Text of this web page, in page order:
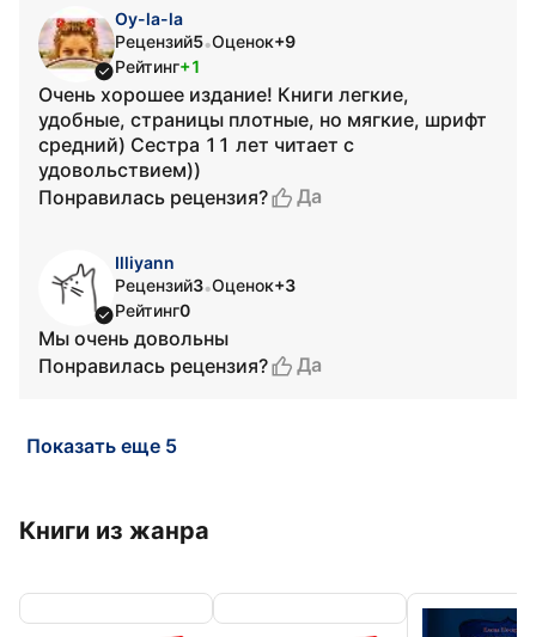
Oy-la-la
Рецензий5•Оценок+9
Рейтинг+1
Очень хорошее издание! Книги легкие,
удобные, страницы плотные, но мягкие, шрифт
средний) Сестра 11 лет читает с
удовольствием))
Понравилась рецензия?
Да
Illiyann
Рецензий3•Оценок+3
Рейтинг0
Мы очень довольны
Понравилась рецензия?
Да
Показать еще 5
Книги из жанра